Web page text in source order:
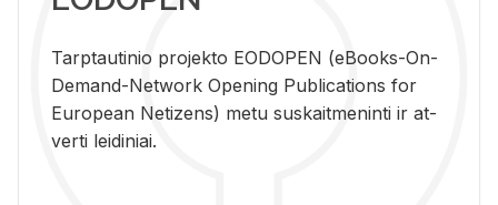
Tarp­tau­ti­nio pro­jek­to EO­DO­PEN (eBo­oks-On-
De­mand-Ne­twork Ope­ning Pub­li­ca­tions for
Eu­ro­pe­an Ne­ti­zens) metu su­skait­me­nin­ti ir at­
ver­ti lei­di­niai.